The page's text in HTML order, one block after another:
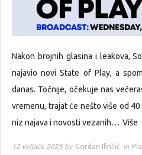
Nakon brojnih glasina i leakova,
najavio novi State of Play, a
danas. Točnije, očekuje nas
vremenu, trajat će nešto više od
niz najava i novosti vezanih… Više
12 veljače 2025 by Gordan Ilinčić in